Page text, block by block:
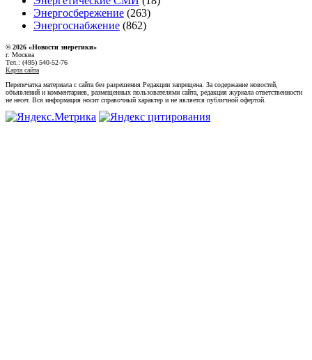
Энергосбережение (263)
Энергоснабжение (862)
© 2026 «Новости энеретики»
г. Москва
Тел.: (495) 540-52-76
Карта сайта
Перепечатка материала с сайта без разрешения Редакции запрещена. За содержание новостей,
объявлений и комментариев, размещенных пользователями сайта, редакция журнала ответственности
не несет. Вся информация носит справочный характер и не является публичной офертой.